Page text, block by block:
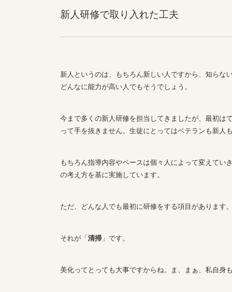
新人研修で取り入れた工夫
新人というのは、もちろん新しい人ですから、知らな
どんなに能力が高い人でもそうでしょう。
今まで多くの新人研修を担当してきましたが、最初は
って手を抜きません。生徒にとってはベテランも新人
もちろん指導内容やペースは個々人によって変えてい
の考え方を基に実施しています。
ただ、どんな人でも最初に研修をする項目があります。
それが「清掃 」です。
美化ってとっても大事ですからね。ま、まぁ、私自身